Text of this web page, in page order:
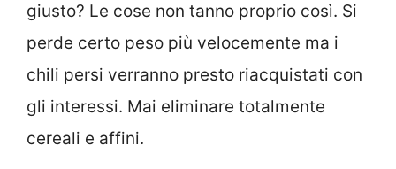
giusto? Le cose non tanno proprio così. Si
perde certo peso più velocemente ma i
chili persi verranno presto riacquistati con
gli interessi. Mai eliminare totalmente
cereali e affini.